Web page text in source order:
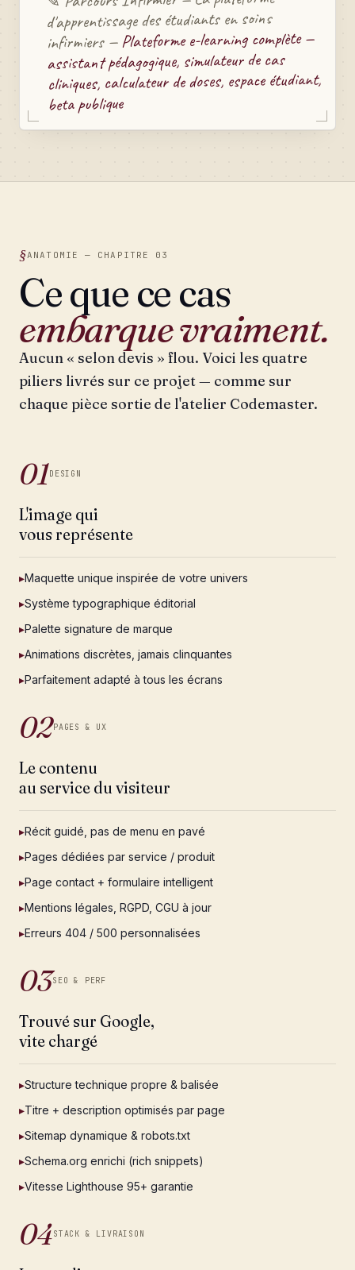
d'apprentissage des étudiants en soins
infirmiers — Plateforme e-learning complète —
assistant pédagogique, simulateur de cas
cliniques, calculateur de doses, espace étudiant,
beta publique
ANATOMIE — CHAPITRE 03
Ce que ce cas
embarque vraiment.
Aucun « selon devis » flou. Voici les quatre
piliers livrés sur ce projet — comme sur
chaque pièce sortie de l'atelier Codemaster.
01DESIGN
L'image qui
vous représente
▸Maquette unique inspirée de votre univers
▸Système typographique éditorial
▸Palette signature de marque
▸Animations discrètes, jamais clinquantes
▸Parfaitement adapté à tous les écrans
02PAGES & UX
Le contenu
au service du visiteur
▸Récit guidé, pas de menu en pavé
▸Pages dédiées par service / produit
▸Page contact + formulaire intelligent
▸Mentions légales, RGPD, CGU à jour
▸Erreurs 404 / 500 personnalisées
03SEO & PERF
Trouvé sur Google,
vite chargé
▸Structure technique propre & balisée
▸Titre + description optimisés par page
▸Sitemap dynamique & robots.txt
▸Schema.org enrichi (rich snippets)
▸Vitesse Lighthouse 95+ garantie
04STACK & LIVRAISON